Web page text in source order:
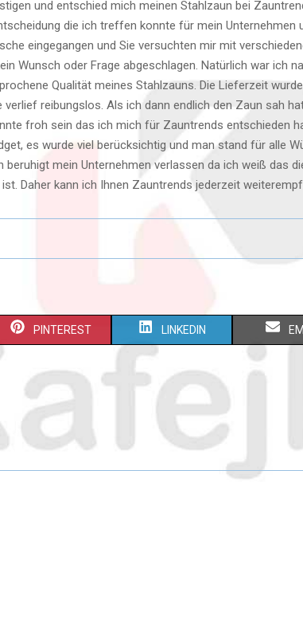
und entschied mich meinen Stahlzaun bei
die ich treffen konnte für mein Unternehmen
eingegangen und Sie versuchten mir mit
Wunsch oder Frage abgeschlagen. Natürlich war ich
Qualität meines Stahlzauns. Die Lieferzeit
reibungslos. Als ich dann endlich den Zaun sah
froh sein das ich mich für Zauntrends entschieden
es wurde viel berücksichtig und man stand für alle
mein Unternehmen verlassen da ich weiß das
Daher kann ich Ihnen Zauntrends jederzeit
S
O
PINTEREST S
A
E
O
LINKEDIN S
O